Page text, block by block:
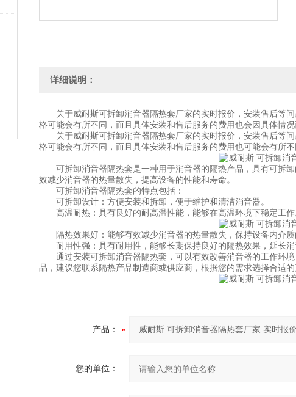
详细说明：
关于威耐斯可拆卸消音器隔热套厂家的实时报价，安装售后等问
格可能会有所不同，而且具体安装和售后服务的费用也会因具体情
关于威耐斯可拆卸消音器隔热套厂家的实时报价，安装售后等问
格可能会有所不同，而且具体安装和售后服务的费用也可能会有所
可拆卸消音器隔热套是一种用于消音器的隔热产品，具有可拆卸
效减少消音器的热量散失，提高设备的性能和寿命。
可拆卸消音器隔热套的特点包括：
可拆卸设计：方便安装和拆卸，便于维护和清洁消音器。
高温耐热：具有良好的耐高温性能，能够在高温环境下稳定工作
隔热效果好：能够有效减少消音器的热量散失，保持设备内介质
耐用性强：具有耐用性，能够长期保持良好的隔热效果，延长消
通过安装可拆卸消音器隔热套，可以有效改善消音器的工作环境
品，建议您联系隔热产品制造商或供应商，根据您的需求选择合适
产品：
您的单位：